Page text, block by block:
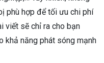
phù hợp để tối ưu chi phí
viết sẽ chỉ ra cho bạn
khả năng phát sóng mạnh